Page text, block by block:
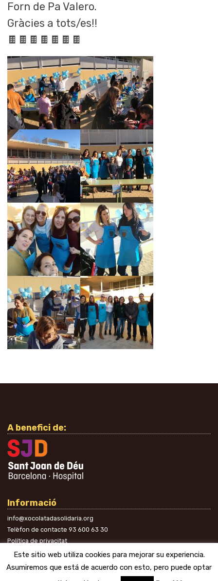
Forn de Pa Valero.
Gràcies a tots/es!!
🍫🍫🍫🍫🍫🍫🍫
A benefici de:
Informació
info@xocolatadasolidaria.org
Telèfon de contacte 93 600 63 30
Política de privacitat
A les xarxes
Este sitio web utiliza cookies para mejorar su experiencia.
Asumiremos que está de acuerdo con esto, pero puede optar